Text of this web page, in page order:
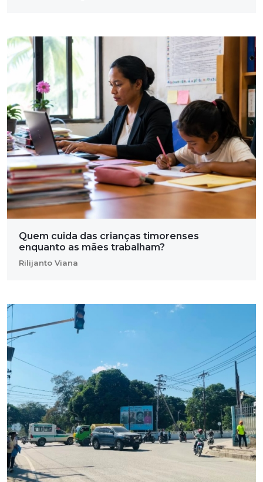
Quem cuida das crianças timorenses
enquanto as mães trabalham?
Rilijanto Viana